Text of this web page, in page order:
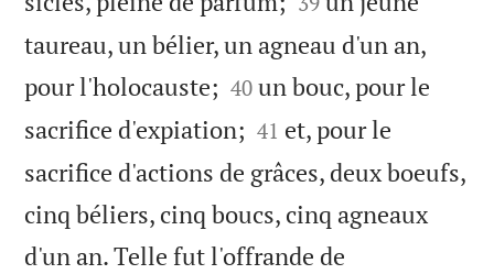
taureau, un bélier, un agneau d'un an,
pour l'holocauste; 

40 un bouc, pour le
sacrifice d'expiation; 

41 et, pour le
sacrifice d'actions de grâces, deux boeufs,
cinq béliers, cinq boucs, cinq agneaux
d'un an. Telle fut l'offrande de